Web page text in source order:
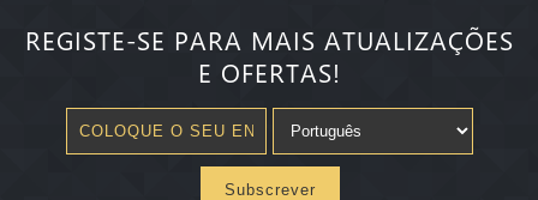
REGISTE-SE PARA MAIS ATUALIZAÇÕES
E OFERTAS!
Subscrever